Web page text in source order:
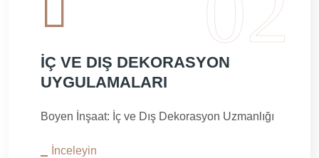
İÇ VE DIŞ DEKORASYON
UYGULAMALARI
Boyen İnşaat: İç ve Dış Dekorasyon Uzmanlığı
İnceleyin